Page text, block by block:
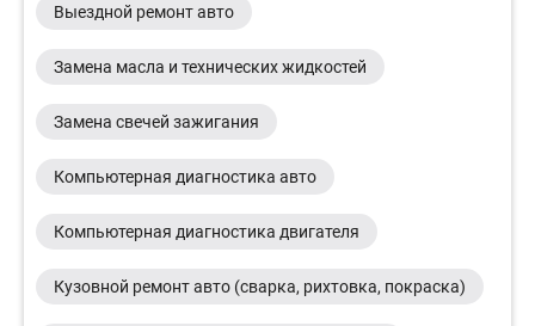
Выездной ремонт авто
Замена масла и технических жидкостей
Замена свечей зажигания
Компьютерная диагностика авто
Компьютерная диагностика двигателя
Кузовной ремонт авто (сварка, рихтовка, покраска)